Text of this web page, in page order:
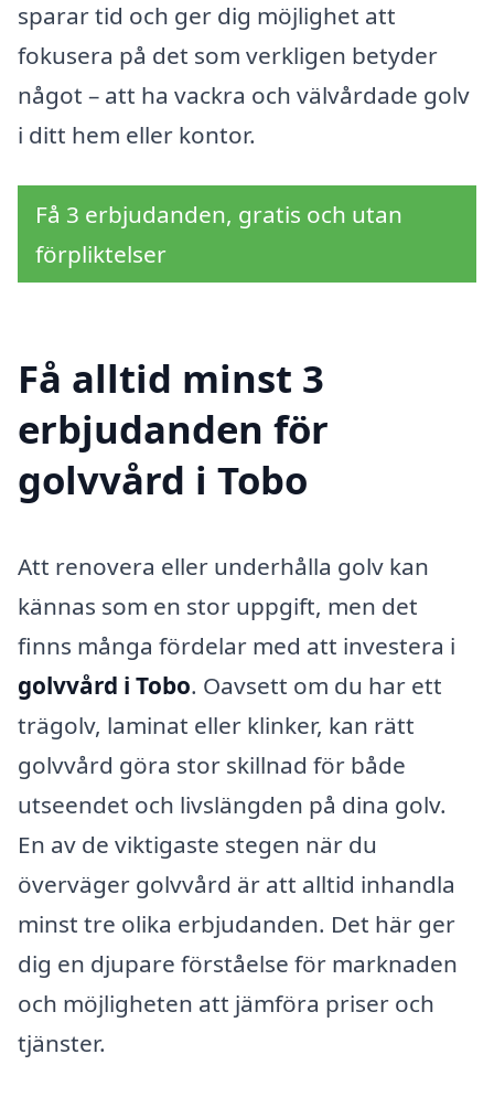
sparar tid och ger dig möjlighet att
fokusera på det som verkligen betyder
något – att ha vackra och välvårdade golv
i ditt hem eller kontor.
Få 3 erbjudanden, gratis och utan
förpliktelser
Få alltid minst 3
erbjudanden för
golvvård i Tobo
Att renovera eller underhålla golv kan
kännas som en stor uppgift, men det
finns många fördelar med att investera i
golvvård i Tobo. Oavsett om du har ett
trägolv, laminat eller klinker, kan rätt
golvvård göra stor skillnad för både
utseendet och livslängden på dina golv.
En av de viktigaste stegen när du
överväger golvvård är att alltid inhandla
minst tre olika erbjudanden. Det här ger
dig en djupare förståelse för marknaden
och möjligheten att jämföra priser och
tjänster.